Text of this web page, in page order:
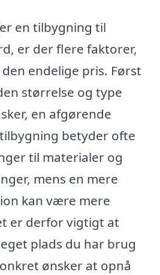
en tilbygning til
er der flere faktorer,
endelige pris. Først
størrelse og type
en afgørende
betyder ofte
til materialer og
mens en mere
kan være mere
er derfor vigtigt at
plads du har brug
ønsker at opnå